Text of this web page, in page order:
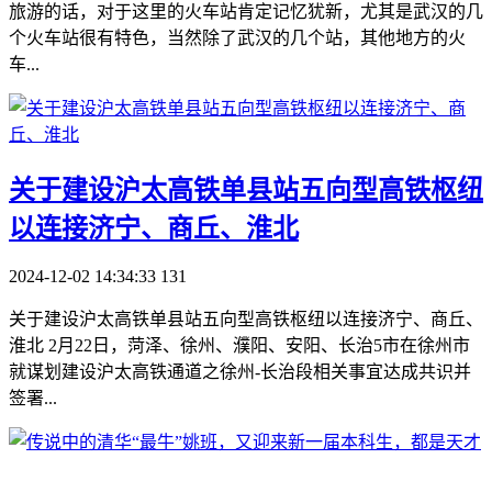
旅游的话，对于这里的火车站肯定记忆犹新，尤其是武汉的几
个火车站很有特色，当然除了武汉的几个站，其他地方的火
车...
​关于建设沪太高铁单县站五向型高铁枢纽
以连接济宁、商丘、淮北
2024-12-02 14:34:33 131
关于建设沪太高铁单县站五向型高铁枢纽以连接济宁、商丘、
淮北 2月22日，菏泽、徐州、濮阳、安阳、长治5市在徐州市
就谋划建设沪太高铁通道之徐州-长治段相关事宜达成共识并
签署...